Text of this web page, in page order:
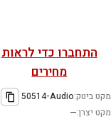
התחברו כדי לראות
מחירים
מקט ביטק:50514-Audio
מקט יצרן:—